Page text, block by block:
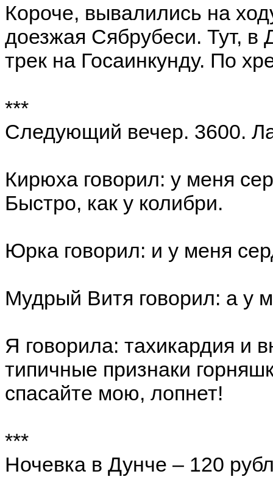
Короче, вывалились на
доезжая Сябрубеси. Тут,
трек на Госаинкунду. По
***
Следующий вечер. 3600.
Кирюха говорил: у меня
Быстро, как у колибри.
Юрка говорил: и у меня
Мудрый Витя говорил: а у
Я говорила: тахикардия и
типичные признаки
спасайте мою, лопнет!
***
Ночевка в Дунче – 120